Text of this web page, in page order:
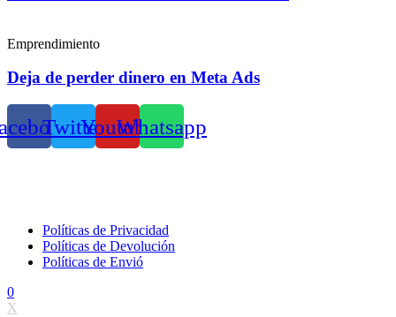
Emprendimiento
Deja de perder dinero en Meta Ads
TwitterYoutubeWhatsapp
Políticas de Privacidad
Políticas de Devolución
Políticas de Envió
0
X